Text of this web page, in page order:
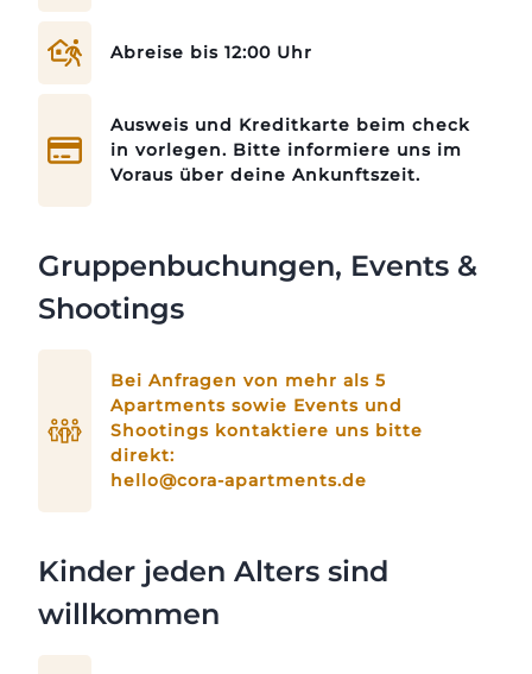
Abreise bis 12:00 Uhr
Ausweis und Kreditkarte beim check
in vorlegen. Bitte informiere uns im
Voraus über deine Ankunftszeit.
Gruppenbuchungen, Events &
Shootings
Bei Anfragen von mehr als 5
Apartments sowie Events und
Shootings kontaktiere uns bitte
direkt:
hello@cora-apartments.de
Kinder jeden Alters sind
willkommen